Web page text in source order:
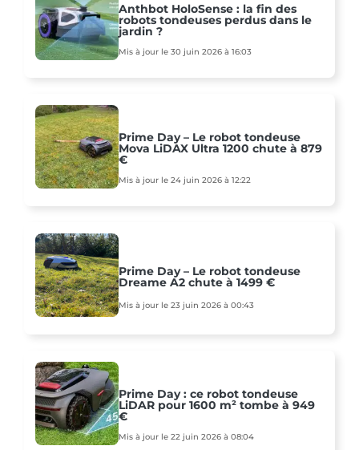
Anthbot HoloSense : la fin des
robots tondeuses perdus dans le
jardin ?
Mis à jour le 30 juin 2026 à 16:03
Prime Day – Le robot tondeuse
Mova LiDAX Ultra 1200 chute à 879
€
Mis à jour le 24 juin 2026 à 12:22
Prime Day – Le robot tondeuse
Dreame A2 chute à 1499 €
Mis à jour le 23 juin 2026 à 00:43
Prime Day : ce robot tondeuse
LiDAR pour 1600 m² tombe à 949
€
Mis à jour le 22 juin 2026 à 08:04